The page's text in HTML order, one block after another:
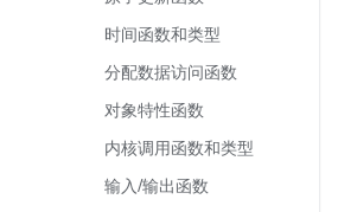
时间函数和类型
分配数据访问函数
对象特性函数
内核调用函数和类型
输入/输出函数